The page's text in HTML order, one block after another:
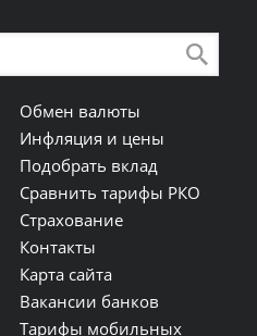
Обмен валюты
Инфляция и цены
Подобрать вклад
Сравнить тарифы РКО
Страхование
Контакты
Карта сайта
Вакансии банков
Тарифы мобильных